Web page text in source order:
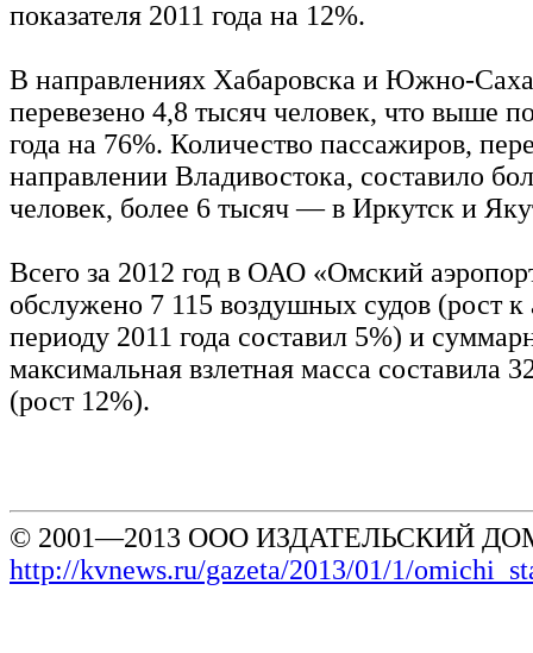
показателя 2011 года на 12%.
В направлениях Хабаровска и Южно-
перевезено 4,8 тысяч человек, что выше
года на 76%. Количество пассажиров,
направлении Владивостока, составило
человек, более 6 тысяч — в Иркутск и
Всего за 2012 год в ОАО «Омский
обслужено 7 115 воздушных судов (рост
периоду 2011 года составил 5%) и
максимальная взлетная масса составила
(рост 12%).
© 2001—2013 ООО ИЗДАТЕЛЬСКИЙ
http://kvnews.ru/gazeta/2013/01/1/